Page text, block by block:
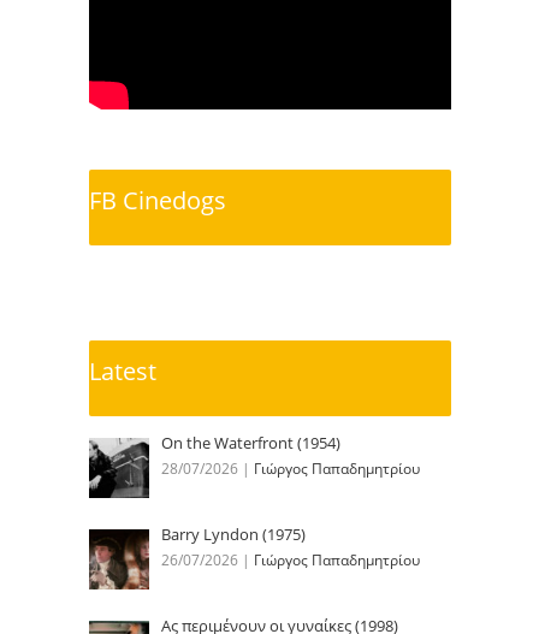
FB Cinedogs
Latest
On the Waterfront (1954)
28/07/2026 | Γιώργος Παπαδημητρίου
Barry Lyndon (1975)
26/07/2026 | Γιώργος Παπαδημητρίου
Ας περιμένουν οι γυναίκες (1998)